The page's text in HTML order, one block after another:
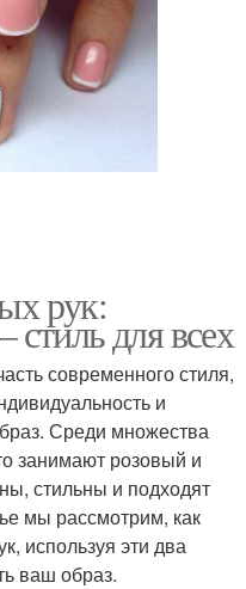
рук:
для всех
современного стиля,
и
Среди множества
занимают розовый и
стильны и подходят
мы рассмотрим, как
используя эти два
ваш образ.